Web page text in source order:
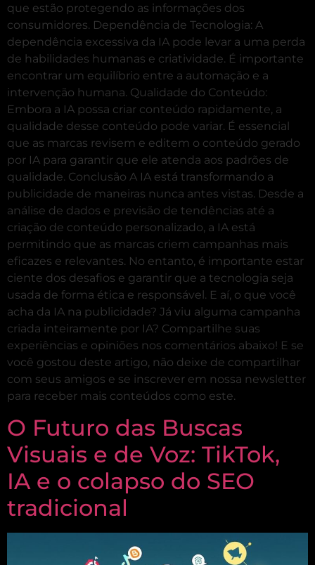
que estão protegendo as informações dos
consumidores. Dependência de Tecnologia: A
dependência excessiva da IA pode levar a uma perda
de habilidades humanas e criatividade. É importante
encontrar um equilíbrio entre a automação e a
intervenção humana. Qualidade do Conteúdo:
Embora a IA possa criar conteúdo rapidamente, a
qualidade desse conteúdo pode variar. É essencial
que as marcas revisem e editem o conteúdo gerado
por IA para garantir que ele atenda aos padrões de
qualidade. Conclusão A IA está transformando a
publicidade de maneiras nunca antes vistas. Desde a
análise de dados e previsão de tendências até a
criação de conteúdo personalizado, a IA está
permitindo que as marcas criem campanhas mais
eficazes e relevantes. No entanto, é importante estar
ciente dos desafios e garantir que a tecnologia seja
usada de forma ética e responsável. E aí, o que você
acha da IA na publicidade? Já viu alguma campanha
criada inteiramente por IA? Compartilhe suas
experiências e opiniões nos comentários abaixo! E se
você gostou deste artigo, não deixe de compartilhar
com seus amigos e se inscrever em nossa newsletter
para receber mais conteúdos como este.
O Futuro das Buscas
Visuais e de Voz: TikTok,
IA e o colapso do SEO
tradicional